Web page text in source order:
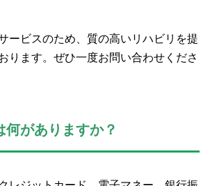
ービスのため、質の高いリハビリを提
ります。ぜひ一度お問い合わせくださ
何がありますか？